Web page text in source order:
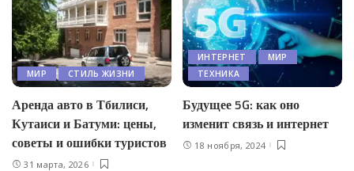
МИР СТИЛЬ ЖИЗНИ
Аренда авто в Тбилиси,
Кутаиси и Батуми: цены,
советы и ошибки туристов
31 марта, 2026
ИНТЕРНЕТ
МИР
ТЕХНИКА
Будущее 5G: как оно
изменит связь и интернет
18 ноября, 2024